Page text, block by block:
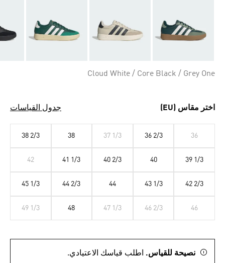
Cloud White / Core Black / Grey One
اختر مقاس (EU) جدول القياسات
36
36 2/3
37 1/3
38
38 2/3
39 1/3
40
40 2/3
41 1/3
42
42 2/3
43 1/3
44
44 2/3
45 1/3
46
46 2/3
47 1/3
48
49 1/3
نصيحة للقياس. اطلب قياسك الاعتيادي.